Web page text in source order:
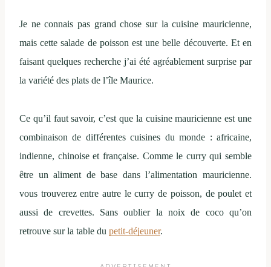
Je ne connais pas grand chose sur la cuisine mauricienne,
mais cette salade de poisson est une belle découverte. Et en
faisant quelques recherche j’ai été agréablement surprise par
la variété des plats de l’île Maurice.
Ce qu’il faut savoir, c’est que la cuisine mauricienne est une
combinaison de différentes cuisines du monde : africaine,
indienne, chinoise et française. Comme le curry qui semble
être un aliment de base dans l’alimentation mauricienne.
vous trouverez entre autre le curry de poisson, de poulet et
aussi de crevettes. Sans oublier la noix de coco qu’on
retrouve sur la table du petit-déjeuner.